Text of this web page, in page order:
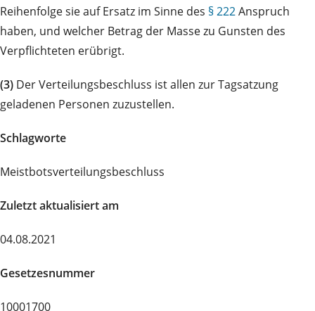
Reihenfolge sie auf Ersatz im Sinne des § 222Anspruch
haben, und welcher Betrag der Masse zu Gunsten des
Verpflichteten erübrigt.
(3) Der Verteilungsbeschluss ist allen zur Tagsatzung
geladenen Personen zuzustellen.
Schlagworte
Meistbotsverteilungsbeschluss
Zuletzt aktualisiert am
04.08.2021
Gesetzesnummer
10001700